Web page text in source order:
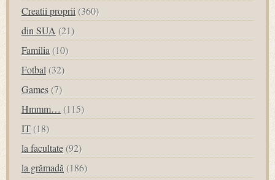
Creatii proprii (360)
din SUA (21)
Familia (10)
Fotbal (32)
Games (7)
Hmmm… (115)
IT (18)
la facultate (92)
la grămadă (186)